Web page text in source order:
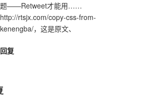
题——Retweet才能用……
http://rtsjx.com/copy-css-from-
kenengba/，这是原文、
回复